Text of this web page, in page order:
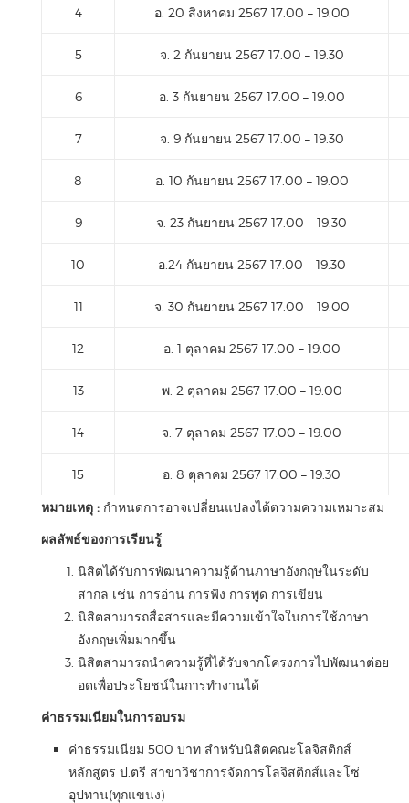
4 อ. 20 สิงหาคม 2567 17.00 – 19.00
5 จ. 2 กันยายน 2567 17.00 – 19.30
6 อ. 3 กันยายน 2567 17.00 – 19.00
7 จ. 9 กันยายน 2567 17.00 – 19.30
8 อ. 10 กันยายน 2567 17.00 – 19.00
9 จ. 23 กันยายน 2567 17.00 – 19.30
10 อ.24 กันยายน 2567 17.00 – 19.30
11 จ. 30 กันยายน 2567 17.00 – 19.00
12 อ. 1 ตุลาคม 2567 17.00 – 19.00
13 พ. 2 ตุลาคม 2567 17.00 – 19.00
14 จ. 7 ตุลาคม 2567 17.00 – 19.00
15 อ. 8 ตุลาคม 2567 17.00 – 19.30
หมายเหตุ : กำหนดการอาจเปลี่ยนแปลงได้ตวามความเหมาะสม
ผลลัพธ์ของการเรียนรู้
นิสิตได้รับการพัฒนาความรู้ด้านภาษาอังกฤษในระดับ
สากล เช่น การอ่าน การฟัง การพูด การเขียน
นิสิตสามารถสื่อสารและมีความเข้าใจในการใช้ภาษา
อังกฤษเพิ่มมากขึ้น
นิสิตสามารถนำความรู้ที่ได้รับจากโครงการไปพัฒนาต่อย
อดเพื่อประโยชน์ในการทำงานได้
ค่าธรรมเนียมในการอบรม
ค่าธรรมเนียม 500 บาท สำหรับนิสิตคณะโลจิสติกส์
หลักสูตร ป.ตรี สาขาวิชาการจัดการโลจิสติกส์และโซ่
อุปทาน(ทุกแขนง)